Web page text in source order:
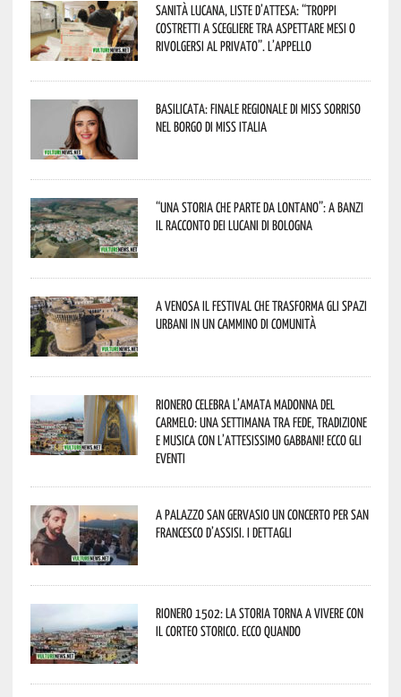
Sanità lucana, liste d’attesa: “Troppi
costretti a scegliere tra aspettare mesi o
rivolgersi al privato”. L’appello
Basilicata: finale regionale di Miss Sorriso
nel borgo di Miss Italia
“Una storia che parte da lontano”: a Banzi
il racconto dei Lucani di Bologna
A Venosa il festival che trasforma gli spazi
urbani in un cammino di comunità
Rionero celebra l’amata Madonna del
Carmelo: una settimana tra fede, tradizione
e musica con l’attesissimo Gabbani! Ecco gli
eventi
A Palazzo San Gervasio un concerto per San
Francesco d’Assisi. I dettagli
Rionero 1502: la storia torna a vivere con
il Corteo Storico. Ecco quando